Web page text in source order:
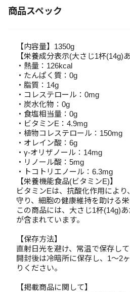
商品スペック
【内容量】1350g
【栄養成分表示(大さじ1杯(14g)
・熱量：126kcal
・たんぱく質：0g
・脂質：14g
・コレステロール：0mg
・炭水化物：0g
・食塩相当量：0g
・ビタミンE：4.9mg
・植物コレステロール：150mg
・オレイン酸：6g
・γ-オリザノール：14mg
・リノール酸：5mg
・トコトリエノール：6.3mg
【栄養機能食品(ビタミンE)】
ビタミンEは、抗酸化作用によ
守り、細胞の健康維持を助ける栄
この商品には、大さじ1杯(14g)
が含まれています。
【保存方法】
直射日光を避け、常温で保存して
開封後は冷暗所に保存し、1～2
りください。
【掲載商品に関して】